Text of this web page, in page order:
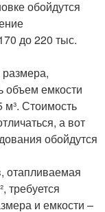
обойдутся
до 220 тыс.
объем емкости
м³. Стоимость
а вот
обойдутся
отапливаемая
требуется
и емкости –